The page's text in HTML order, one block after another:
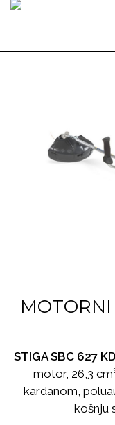
16
14
PROSINAC
STIGA SBC 627 KD
motor, 26,3
kardanom,
košnju